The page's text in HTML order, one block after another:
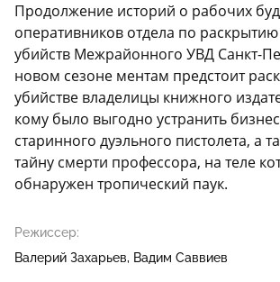
Продолжение историй о рабочих
оперативников отдела по
убийств Межрайонного УВД Санкт-
новом сезоне ментам предстоит
убийстве владелицы книжного
кому было выгодно устранить
старинного дуэльного пистолета, а
тайну смерти профессора, на теле
обнаружен тропический паук.
Режиссер:
Валерий Захарьев
Вадим Саввиев